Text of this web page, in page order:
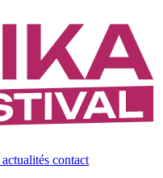
actualités contact